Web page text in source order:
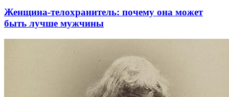
Женщина-телохранитель: почему она может
быть лучше мужчины